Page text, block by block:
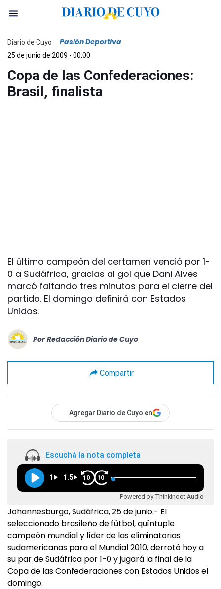
Diario de Cuyo Pasión Deportiva
25 de junio de 2009 - 00:00
Copa de las Confederaciones:
Brasil, finalista
El último campeón del certamen venció por 1-
0 a Sudáfrica, gracias al gol que Dani Alves
marcó faltando tres minutos para el cierre del
partido. El domingo definirá con Estados
Unidos.
Por Redacción Diario de Cuyo
Compartir
Agregar Diario de Cuyo en
Escuchá la nota completa
1 1.5 10 10
Powered by Thinkindot Audio
Johannesburgo, Sudáfrica, 25 de junio.- El
seleccionado brasileño de fútbol, quíntuple
campeón mundial y líder de las eliminatorias
sudamericanas para el Mundial 2010, derrotó hoy a
su par de Sudáfrica por 1-0 y jugará la final de la
Copa de las Confederaciones con Estados Unidos el
domingo.